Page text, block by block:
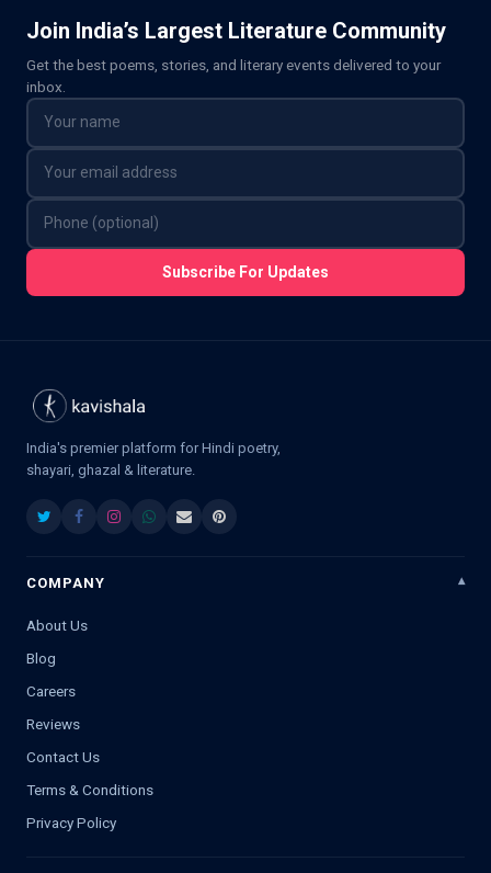
Join India’s Largest Literature Community
Get the best poems, stories, and literary events delivered to your
inbox.
Subscribe For Updates
India's premier platform for Hindi poetry,
shayari, ghazal & literature.
COMPANY
About Us
Blog
Careers
Reviews
Contact Us
Terms & Conditions
Privacy Policy